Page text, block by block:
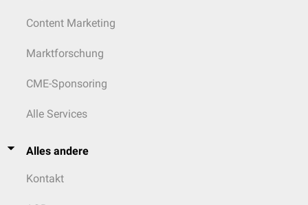
Content Marketing
Marktforschung
CME-Sponsoring
Alle Services
Alles andere
Kontakt